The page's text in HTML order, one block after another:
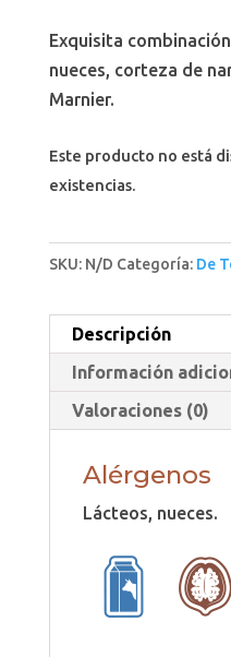
Exquisita
nueces, corteza de
Marnier.
Este producto no está
existencias.
SKU: N/D Categoría: De
Descripción
Información
Valoraciones (0)
Alérgenos
Lácteos, nueces.